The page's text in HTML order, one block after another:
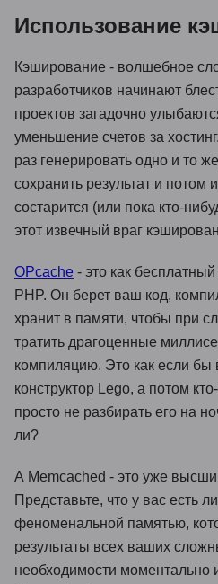
Использование
Кэширование - волшебное
разработчиков начинают
проектов загадочно
уменьшение счетов за
раз генерировать одно и то
сохранить результат и потом
состарится (или пока кто-
этот извечный враг
OPcache - это как
PHP. Он берет ваш код,
хранит в памяти, чтобы при
тратить драгоценные
компиляцию. Это как если бы
конструктор Lego, а потом
просто не разбирать его на
ли?
А Memcached - это уже
Представьте, что у вас есть
феноменальной памятью,
результаты всех ваших
необходимости моментально